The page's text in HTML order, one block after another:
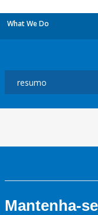
What We Do
Mantenha-